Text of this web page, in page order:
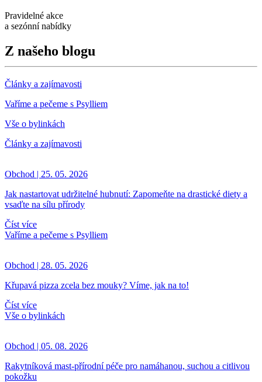
Pravidelné akce
a sezónní nabídky
Z našeho blogu
Články a zajímavosti
Vaříme a pečeme s Psylliem
Vše o bylinkách
Články a zajímavosti
Obchod | 25. 05. 2026
Jak nastartovat udržitelné hubnutí: Zapomeňte na drastické diety a
vsaďte na sílu přírody
Číst více
Vaříme a pečeme s Psylliem
Obchod | 28. 05. 2026
Křupavá pizza zcela bez mouky? Víme, jak na to!
Číst více
Vše o bylinkách
Obchod | 05. 08. 2026
Rakytníková mast-přírodní péče pro namáhanou, suchou a citlivou
pokožku